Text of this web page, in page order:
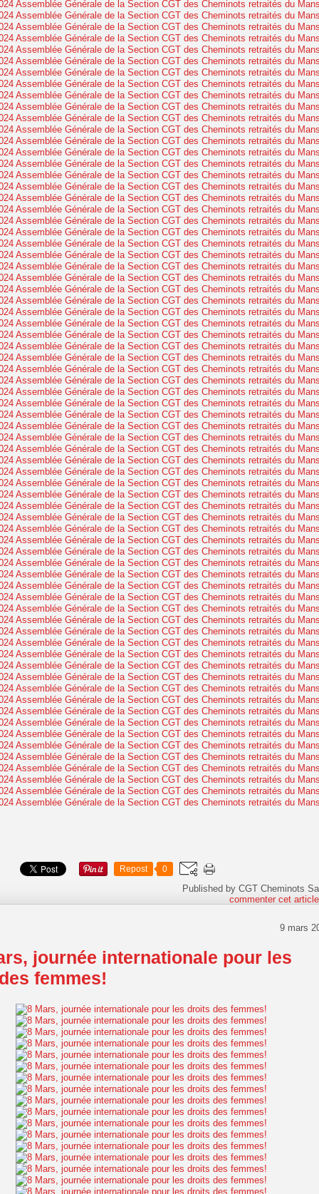
Repost 0
Published by CGT Cheminots
commenter cet article
9 mars
journée internationale pour les
femmes!